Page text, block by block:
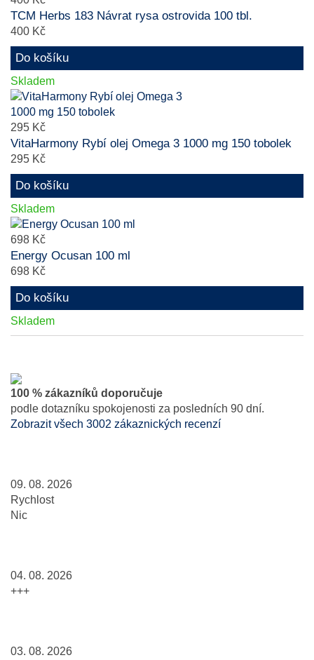
TCM Herbs 183 Návrat rysa ostrovida 100 tbl.
400 Kč
Do košíku
Skladem
295 Kč
VitaHarmony Rybí olej Omega 3 1000 mg 150 tobolek
295 Kč
Do košíku
Skladem
698 Kč
Energy Ocusan 100 ml
698 Kč
Do košíku
Skladem
100 % zákazníků doporučuje
podle dotazníku spokojenosti za posledních 90 dní.
Zobrazit všech 3002 zákaznických recenzí
09. 08. 2026
Rychlost
Nic
04. 08. 2026
+++
03. 08. 2026